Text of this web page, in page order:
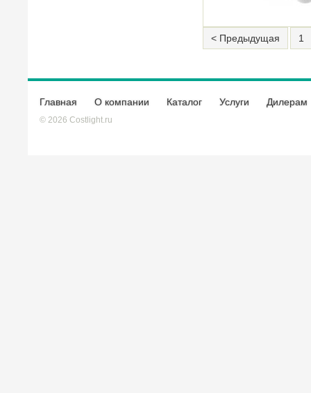
< Предыдущая 1
Главная О компании Каталог Услуги Дилерам
© 2026 Costlight.ru